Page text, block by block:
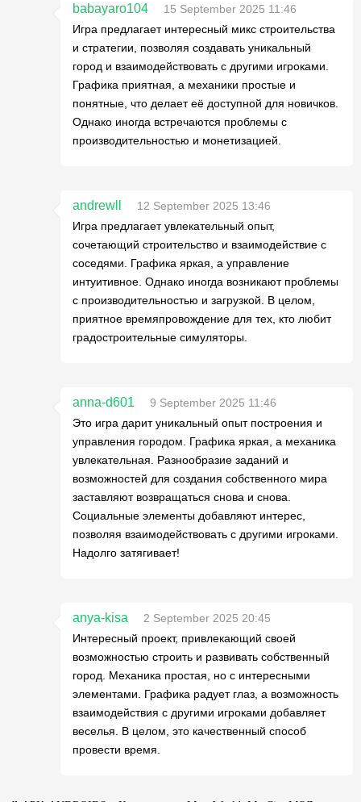
babayaro104
15 September 2025 11:46
Игра предлагает интересный микс строительства
и стратегии, позволяя создавать уникальный
город и взаимодействовать с другими игроками.
Графика приятная, а механики простые и
понятные, что делает её доступной для новичков.
Однако иногда встречаются проблемы с
производительностью и монетизацией.
andrewll
12 September 2025 13:46
Игра предлагает увлекательный опыт,
сочетающий строительство и взаимодействие с
соседями. Графика яркая, а управление
интуитивное. Однако иногда возникают проблемы
с производительностью и загрузкой. В целом,
приятное времяпровождение для тех, кто любит
градостроительные симуляторы.
anna-d601
9 September 2025 11:46
Это игра дарит уникальный опыт построения и
управления городом. Графика яркая, а механика
увлекательная. Разнообразие заданий и
возможностей для создания собственного мира
заставляют возвращаться снова и снова.
Социальные элементы добавляют интерес,
позволяя взаимодействовать с другими игроками.
Надолго затягивает!
anya-kisa
2 September 2025 20:45
Интересный проект, привлекающий своей
возможностью строить и развивать собственный
город. Механика простая, но с интересными
элементами. Графика радует глаз, а возможность
взаимодействия с другими игроками добавляет
веселья. В целом, это качественный способ
провести время.